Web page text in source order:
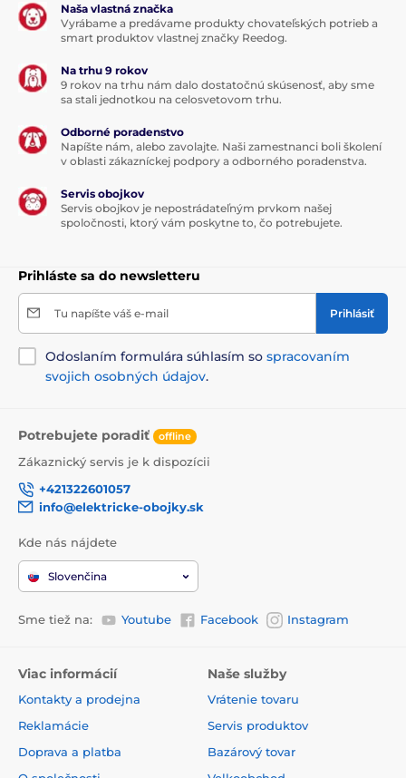
Naša vlastná značka
Vyrábame a predávame produkty chovateľských potrieb a
smart produktov vlastnej značky Reedog.
Na trhu 9 rokov
9 rokov na trhu nám dalo dostatočnú skúsenosť, aby sme
sa stali jednotkou na celosvetovom trhu.
Odborné poradenstvo
Napíšte nám, alebo zavolajte. Naši zamestnanci boli školení
v oblasti zákazníckej podpory a odborného poradenstva.
Servis obojkov
Servis obojkov je nepostrádateľným prvkom našej
spoločnosti, ktorý vám poskytne to, čo potrebujete.
Prihláste sa do newsletteru
Tu napíšte váš e-mail Prihlásiť
Odoslaním formulára súhlasím so spracovaním
svojich osobných údajov.
Potrebujete poradiť offline
Zákaznický servis je k dispozícii
+421322601057
info@elektricke-obojky.sk
Kde nás nájdete
Slovenčina
Sme tiež na: Youtube Facebook Instagram
Viac informácií
Kontakty a prodejna
Reklamácie
Doprava a platba
Naše služby
Vrátenie tovaru
Servis produktov
Bazárový tovar